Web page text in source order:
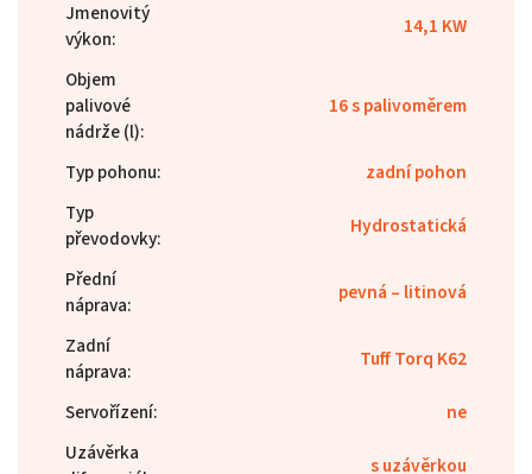
Jmenovitý
výkon: 14,1 KW
Objem
palivové
nádrže (l):
16 s palivoměrem
Typ pohonu:
zadní pohon
Typ
převodovky: Hydrostatická
Přední
náprava: pevná – litinová
Zadní
náprava: Tuff Torq K62
Servořízení:
ne
Uzávěrka
s uzávěrkou